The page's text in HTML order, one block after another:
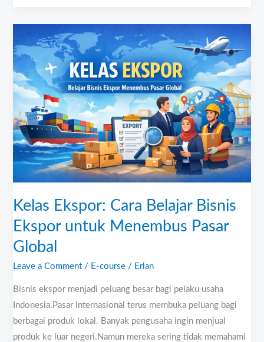
Kelas Ekspor: Cara Belajar Bisnis
Ekspor untuk Menembus Pasar
Global
Leave a Comment / E-course / Erlan
Bisnis ekspor menjadi peluang besar bagi pelaku usaha
Indonesia.Pasar internasional terus membuka peluang bagi
berbagai produk lokal. Banyak pengusaha ingin menjual
produk ke luar negeri.Namun mereka sering tidak memahami
Ekspor:
Cara
Belajar
Bisnis
Ekspor
untuk
Menembus
Pasar
Global